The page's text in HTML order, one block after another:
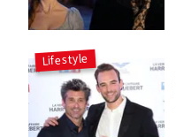
Lifestyle